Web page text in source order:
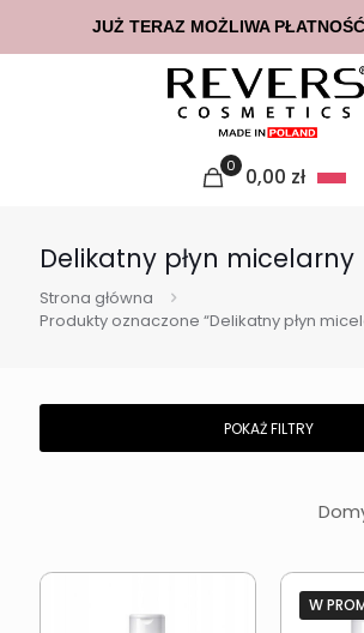
0 0,00 zł
Delikatny płyn micelarny
Strona główna
Produkty oznaczone “Delikatny płyn
W
JUŻ TERAZ MOŻLIWA